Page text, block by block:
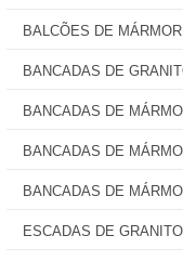
BALCÕES DE
BANCADAS DE
BANCADAS DE
BANCADAS DE
BANCADAS DE
ESCADAS DE GRANITO